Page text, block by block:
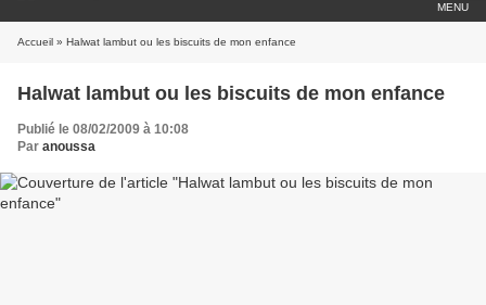
MENU
Accueil » Halwat lambut ou les biscuits de mon enfance
Halwat lambut ou les biscuits de mon enfance
Publié le 08/02/2009 à 10:08
Par anoussa